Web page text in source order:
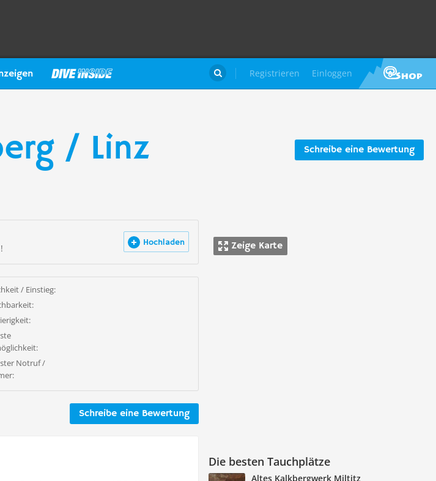
Registrieren Einloggen

Schreibe eine Bewertung
/ Linz
Zeige Karte
Die besten Tauchplätze
Altes Kalkbergwerk Miltitz
Hochladen
/ Einstieg:
Notruf /
Schreibe eine Bewertung